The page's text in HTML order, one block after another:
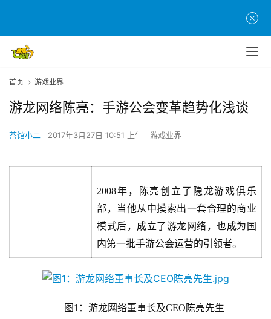
首页 游戏业界
游龙网络陈亮：手游公会变革趋势化浅谈
茶馆小二 2017年3月27日 10:51 上午 游戏业界
2008年，陈亮创立了隐龙游戏俱乐
部，当他从中摸索出一套合理的商业
模式后，成立了游龙网络，也成为国
内第一批手游公会运营的引领者。
图1：游龙网络董事长及CEO陈亮先生